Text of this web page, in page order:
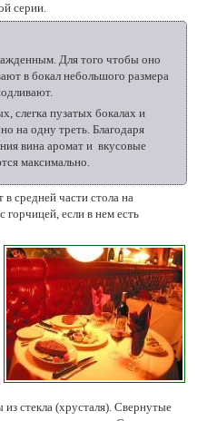
серии.
Для того чтобы оно
в бокал небольшого размера
слегка пузатых бокалах и
на одну треть. Благодаря
вина аромат и вкусовые
максимально.
в средней части стола на
горчицей, если в нем есть
стекла (хрусталя). Свернутые